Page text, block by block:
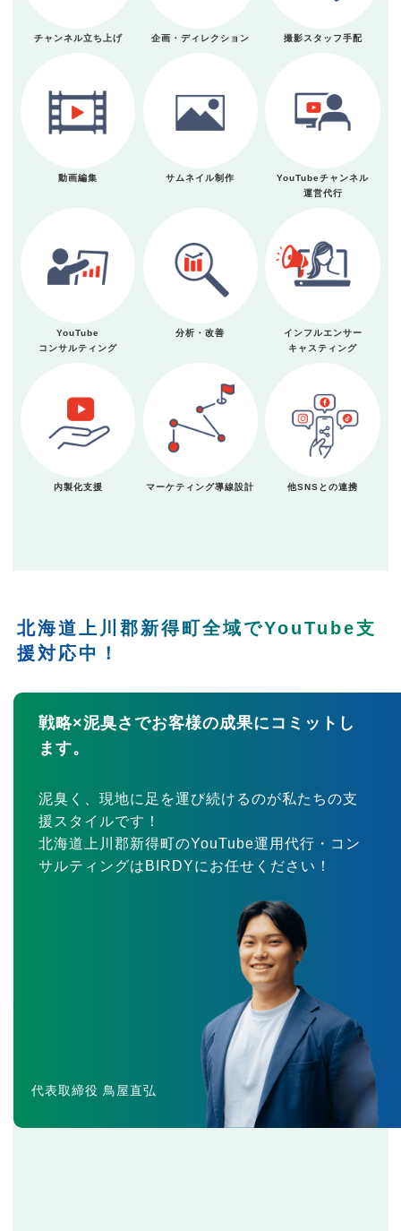
チャンネル立ち上げ 企画・ディレクション 撮影スタッフ手配
動画編集 サムネイル制作
YouTubeチャンネル
運営代行
YouTube
コンサルティング
分析・改善
インフルエンサー
キャスティング
内製化支援 マーケティング導線設計 他SNSとの連携
北海道上川郡新得町全域でYouTube支
援対応中！
戦略×泥臭さでお客様の成果にコミットし
ます。
泥臭く、現地に足を運び続けるのが私たちの支
援スタイルです！
北海道上川郡新得町のYouTube運用代行・コン
サルティングはBIRDYにお任せください！
代表取締役 鳥屋直弘